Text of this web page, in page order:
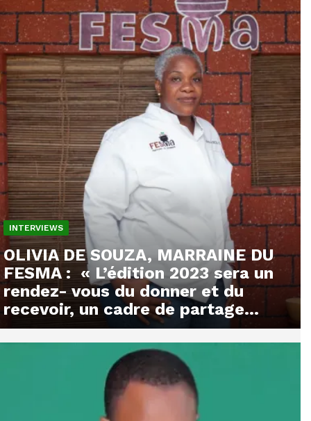
INTERVIEWS
OLIVIA DE SOUZA, MARRAINE DU
FESMA : « L’édition 2023 sera un
rendez- vous du donner et du
recevoir, un cadre de partage...